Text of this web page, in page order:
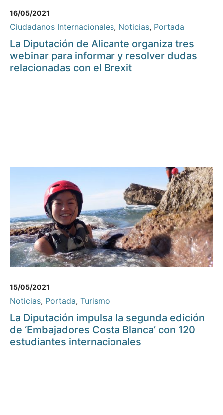
16/05/2021
Ciudadanos Internacionales, Noticias, Portada
La Diputación de Alicante organiza tres
webinar para informar y resolver dudas
relacionadas con el Brexit
15/05/2021
Noticias, Portada, Turismo
La Diputación impulsa la segunda edición
de ‘Embajadores Costa Blanca’ con 120
estudiantes internacionales